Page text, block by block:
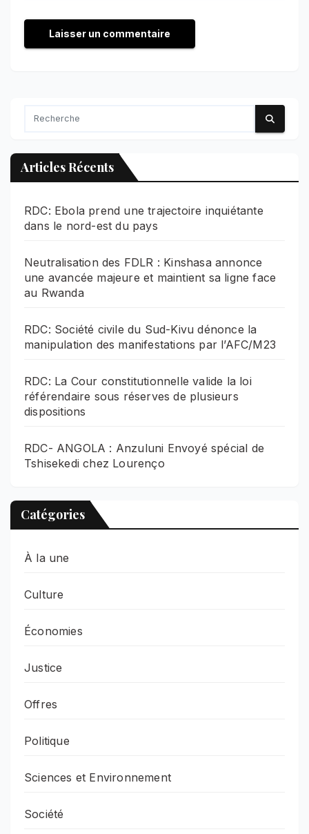
Articles Récents
RDC: Ebola prend une trajectoire inquiétante
dans le nord-est du pays
Neutralisation des FDLR : Kinshasa annonce
une avancée majeure et maintient sa ligne face
au Rwanda
RDC: Société civile du Sud-Kivu dénonce la
manipulation des manifestations par l’AFC/M23
RDC: La Cour constitutionnelle valide la loi
référendaire sous réserves de plusieurs
dispositions
RDC- ANGOLA : Anzuluni Envoyé spécial de
Tshisekedi chez Lourenço
Catégories
À la une
Culture
Économies
Justice
Offres
Politique
Sciences et Environnement
Société